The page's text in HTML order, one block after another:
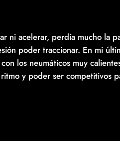
ni acelerar, perdía mucho la
poder traccionar. En mi
los neumáticos muy
y poder ser competitivos